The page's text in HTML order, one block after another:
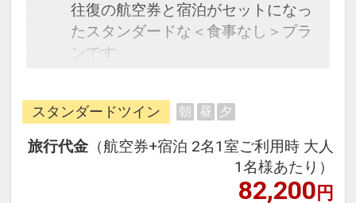
往復の航空券と宿泊がセットになっ
たスタンダードな＜食事なし＞プラ
ンです。
できるダイナミックパッケージだか
ら、一都市滞在はもちろん周遊旅行
にも最適！
旅行期間中の1泊だけの宿泊や延
泊・飛び泊なども自由自在です。
スタンダードツイン 朝 昼 夕
旅行代金 （航空券+宿泊 2名1室ご利用時 大人
1名様あたり）
82,200円